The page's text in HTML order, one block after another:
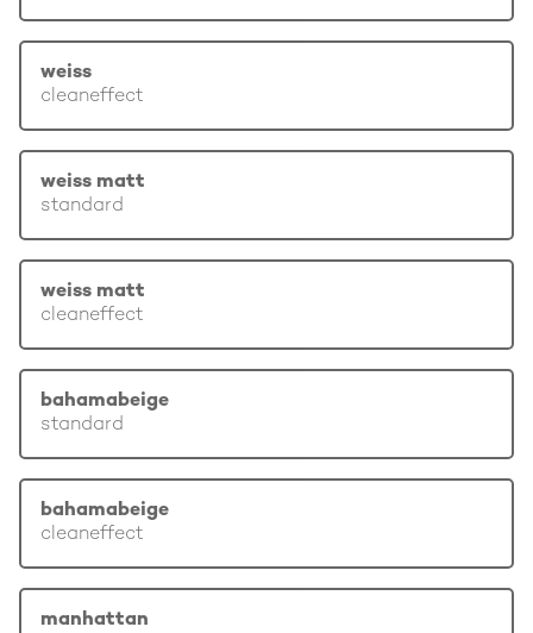
weiss
cleaneffect
weiss matt
standard
weiss matt
cleaneffect
bahamabeige
standard
bahamabeige
cleaneffect
manhattan